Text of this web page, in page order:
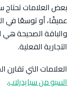
بعض العلامات تحتاج
عميقًا، أو توسعًا في
والباقة الصحيحة هي
التجارية الفعلية.
العلامات التي تقارن
السيو من سبايدرلاب.